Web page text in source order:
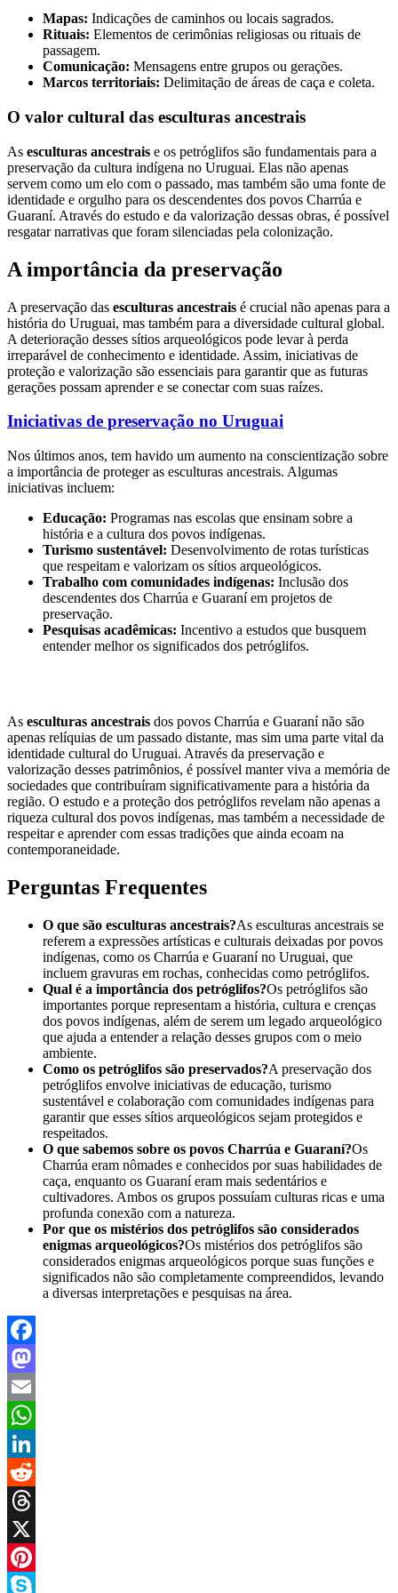
Mapas: Indicações de caminhos ou locais sagrados.
Rituais: Elementos de cerimônias religiosas ou rituais de
passagem.
Comunicação: Mensagens entre grupos ou gerações.
Marcos territoriais: Delimitação de áreas de caça e coleta.
O valor cultural das esculturas ancestrais
As esculturas ancestrais e os petróglifos são fundamentais para a
preservação da cultura indígena no Uruguai. Elas não apenas
servem como um elo com o passado, mas também são uma fonte de
identidade e orgulho para os descendentes dos povos Charrúa e
Guaraní. Através do estudo e da valorização dessas obras, é possível
resgatar narrativas que foram silenciadas pela colonização.
A importância da preservação
A preservação das esculturas ancestrais é crucial não apenas para a
história do Uruguai, mas também para a diversidade cultural global.
A deterioração desses sítios arqueológicos pode levar à perda
irreparável de conhecimento e identidade. Assim, iniciativas de
proteção e valorização são essenciais para garantir que as futuras
gerações possam aprender e se conectar com suas raízes.
Iniciativas de preservação no Uruguai
Nos últimos anos, tem havido um aumento na conscientização sobre
a importância de proteger as esculturas ancestrais. Algumas
iniciativas incluem:
Educação: Programas nas escolas que ensinam sobre a
história e a cultura dos povos indígenas.
Turismo sustentável: Desenvolvimento de rotas turísticas
que respeitam e valorizam os sítios arqueológicos.
Trabalho com comunidades indígenas: Inclusão dos
descendentes dos Charrúa e Guaraní em projetos de
preservação.
Pesquisas acadêmicas: Incentivo a estudos que busquem
entender melhor os significados dos petróglifos.
As esculturas ancestrais dos povos Charrúa e Guaraní não são
apenas relíquias de um passado distante, mas sim uma parte vital da
identidade cultural do Uruguai. Através da preservação e
valorização desses patrimônios, é possível manter viva a memória de
sociedades que contribuíram significativamente para a história da
região. O estudo e a proteção dos petróglifos revelam não apenas a
riqueza cultural dos povos indígenas, mas também a necessidade de
respeitar e aprender com essas tradições que ainda ecoam na
contemporaneidade.
Perguntas Frequentes
O que são esculturas ancestrais?As esculturas ancestrais se
referem a expressões artísticas e culturais deixadas por povos
indígenas, como os Charrúa e Guaraní no Uruguai, que
incluem gravuras em rochas, conhecidas como petróglifos.
Qual é a importância dos petróglifos?Os petróglifos são
importantes porque representam a história, cultura e crenças
dos povos indígenas, além de serem um legado arqueológico
que ajuda a entender a relação desses grupos com o meio
ambiente.
Como os petróglifos são preservados?A preservação dos
petróglifos envolve iniciativas de educação, turismo
sustentável e colaboração com comunidades indígenas para
garantir que esses sítios arqueológicos sejam protegidos e
respeitados.
O que sabemos sobre os povos Charrúa e Guaraní?Os
Charrúa eram nômades e conhecidos por suas habilidades de
caça, enquanto os Guaraní eram mais sedentários e
cultivadores. Ambos os grupos possuíam culturas ricas e uma
profunda conexão com a natureza.
Por que os mistérios dos petróglifos são considerados
enigmas arqueológicos?Os mistérios dos petróglifos são
considerados enigmas arqueológicos porque suas funções e
significados não são completamente compreendidos, levando
a diversas interpretações e pesquisas na área.
Facebook
Mastodon
Email
WhatsApp
LinkedIn
Reddit
Threads
X
Pinterest